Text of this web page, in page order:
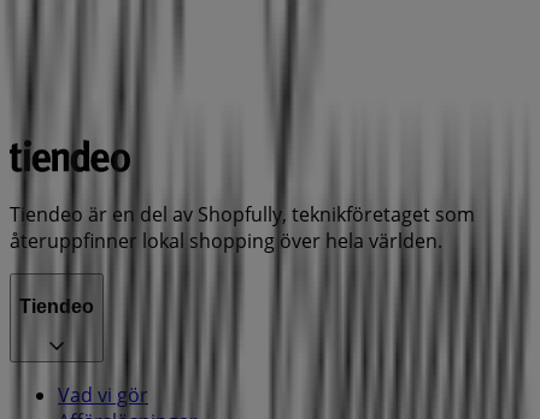
Tiendeo är en del av Shopfully, teknikföretaget som
återuppfinner lokal shopping över hela världen.
Tiendeo
Vad vi gör